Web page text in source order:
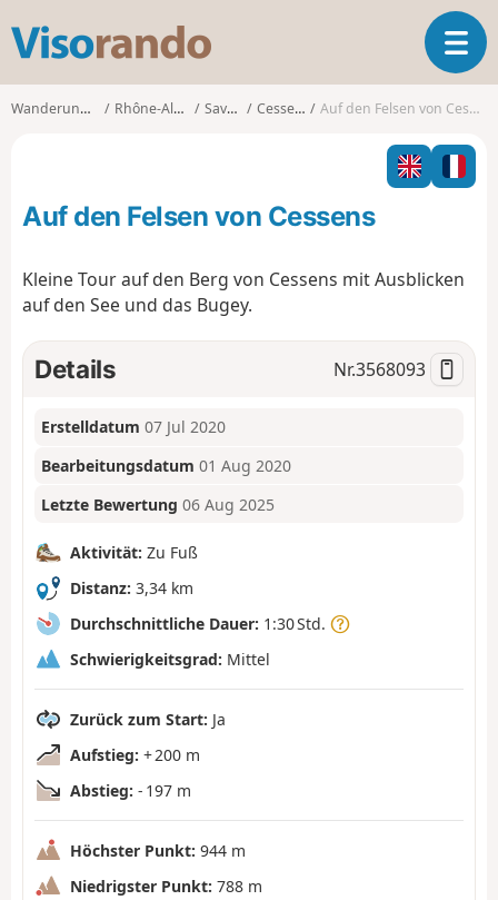
s
o
o
T
o
l
n
g
i
o
Wanderungen Rhône-Alpes Savoie Cessens Auf den Felsen von Cessens
Auf den Felsen von Cessens
Kleine Tour auf den Berg von Cessens mit Ausblicken
auf den See und das Bugey.
Details Nr.3568093
Erstelldatum 07 Jul 2020
Bearbeitungsdatum 01 Aug 2020
Letzte Bewertung 06 Aug 2025
Aktivität: Zu Fuß
Distanz: 3,34 km
Durchschnittliche Dauer: 1:30 Std.
Schwierigkeitsgrad: Mittel
Zurück zum Start: Ja
Aufstieg: + 200 m
Abstieg: - 197 m
Höchster Punkt: 944 m
Niedrigster Punkt: 788 m